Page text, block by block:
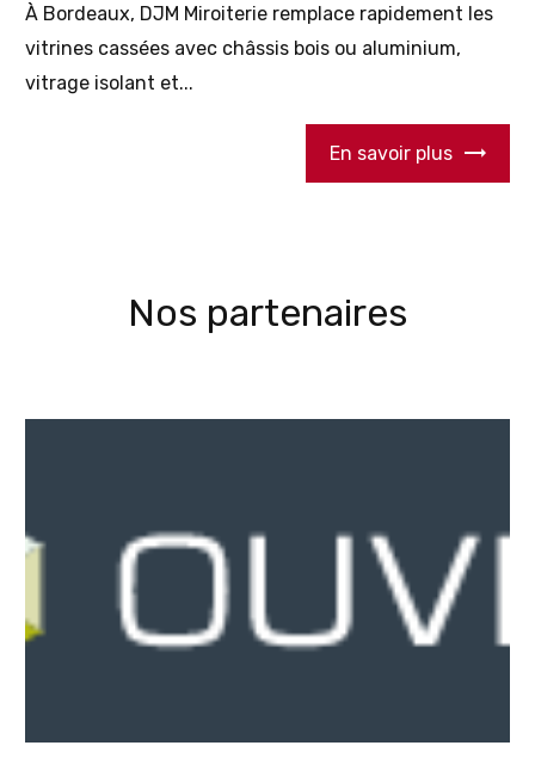
À Bordeaux, DJM Miroiterie remplace rapidement les
vitrines cassées avec châssis bois ou aluminium,
vitrage isolant et...
En savoir plus
Nos partenaires